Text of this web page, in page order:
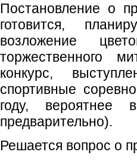
Постановление о
готовится,
возложение
торжественного
конкурс,
спортивные
году, вероятнее
предварительно).
Решается вопрос о